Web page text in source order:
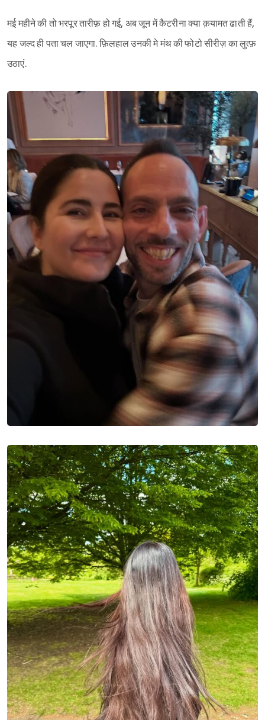
मई महीने की तो भरपूर तारीफ़ हो गई, अब जून में कैटरीना क्या क़यामत ढाती हैं,
यह जल्द ही पता चल जाएगा. फ़िलहाल उनकी मे मंथ की फोटो सीरीज़ का लुत्फ़
उठाएं.